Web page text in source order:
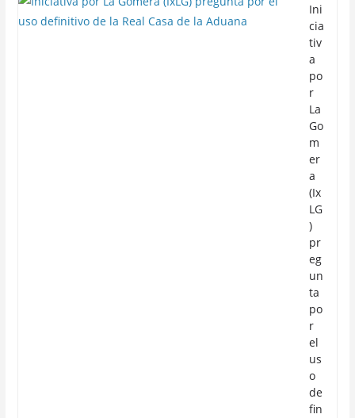
Ini
cia
tiv
a
po
r
La
Go
m
er
a
(Ix
LG
)
pr
eg
un
ta
po
r
el
us
o
de
fin